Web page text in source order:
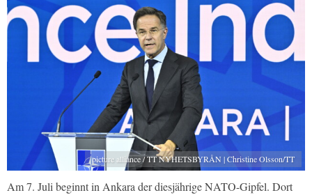
picture alliance / TT NYHETSBYRÅN | Christine Olsson/TT
Am 7. Juli beginnt in Ankara der diesjährige NATO-Gipfel. Dort